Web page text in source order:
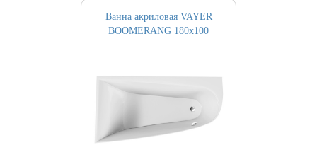
Ванна акриловая VAYER
BOOMERANG 180х100